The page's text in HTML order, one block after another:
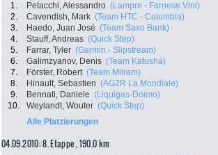
1. Petacchi, Alessandro (Lampre - Farnese Vini)
2.
Cavendish, Mark (Team HTC - Columbia)
3.
Haedo, Juan José (Team Saxo Bank)
4.
Stauff, Andreas (Quick Step)
5.
Farrar, Tyler (Garmin - Slipstream)
6.
Galimzyanov, Denis (Team Katusha)
7.
Förster, Robert (Team Milram)
8.
Hinault, Sebastien (AG2R La Mondiale)
9.
Bennati, Daniele (Liquigas-Doimo)
10.
Weylandt, Wouter (Quick Step)
Alle Platzierungen
04.09.2010: 8. Etappe , 190.0 km